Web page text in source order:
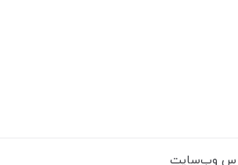
وب‌سایت